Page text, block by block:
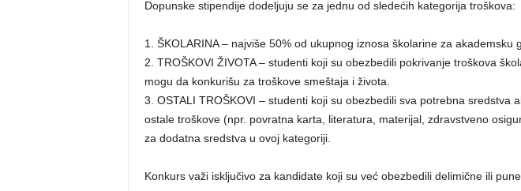
Dopunske stipendije dodeljuju se za jednu od sledećih kategorija troškova:
1. ŠKOLARINA – najviše 50% od ukupnog iznosa školarine za akademsku
2. TROŠKOVI ŽIVOTA – studenti koji su obezbedili pokrivanje troškova
mogu da konkurišu za troškove smeštaja i života.
3. OSTALI TROŠKOVI – studenti koji su obezbedili sva potrebna sredstva
ostale troškove (npr. povratna karta, literatura, materijal, zdravstveno
za dodatna sredstva u ovoj kategoriji.
Konkurs važi isključivo za kandidate koji su već obezbedili delimične ili